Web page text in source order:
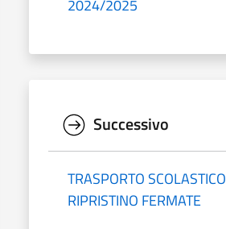
2024/2025
Successivo
TRASPORTO SCOLASTICO
RIPRISTINO FERMATE